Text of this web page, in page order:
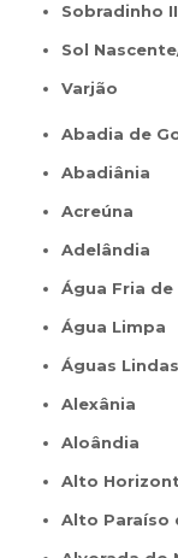
Sobradinho II
Sol
Varjão
Abadia de
Abadiânia
Acreúna
Adelândia
Água Fria
Água Limpa
Águas
Alexânia
Aloândia
Alto
Alto Paraíso